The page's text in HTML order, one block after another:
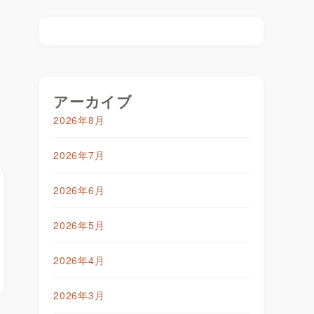
アーカイブ
2026年8月
2026年7月
2026年6月
2026年5月
2026年4月
2026年3月